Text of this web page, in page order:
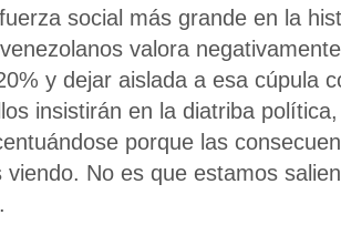
social más grande en la
valora
y dejar aislada a esa cúpula
insistirán en la diatriba
porque las
viendo. No es que estamos